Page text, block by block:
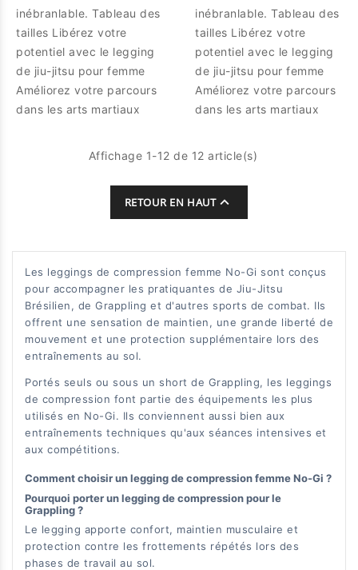
inébranlable. Tableau des
tailles Libérez votre
potentiel avec le legging
de jiu-jitsu pour femme
Améliorez votre parcours
dans les arts martiaux
inébranlable. Tableau des
tailles Libérez votre
potentiel avec le legging
de jiu-jitsu pour femme
Améliorez votre parcours
dans les arts martiaux
Affichage 1-12 de 12 article(s)
RETOUR EN HAUT
Les leggings de compression femme No-Gi sont conçus
pour accompagner les pratiquantes de Jiu-Jitsu
Brésilien, de Grappling et d'autres sports de combat. Ils
offrent une sensation de maintien, une grande liberté de
mouvement et une protection supplémentaire lors des
entraînements au sol.
Portés seuls ou sous un short de Grappling, les leggings
de compression font partie des équipements les plus
utilisés en No-Gi. Ils conviennent aussi bien aux
entraînements techniques qu'aux séances intensives et
aux compétitions.
Comment choisir un legging de compression femme No-Gi ?
Pourquoi porter un legging de compression pour le
Grappling ?
Le legging apporte confort, maintien musculaire et
protection contre les frottements répétés lors des
phases de travail au sol.